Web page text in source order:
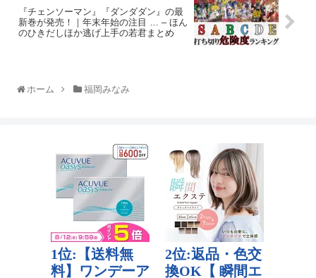
『チェンソーマン』『ダンダダン』の最
新巻が発売！｜年末年始の注目 … – ほん
のひきだしほか逃げ上手の若君まとめ
ホーム 福岡みなみ